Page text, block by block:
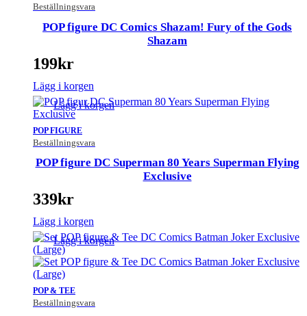
Beställningsvara
POP figure DC Comics Shazam! Fury of the Gods
Shazam
199kr
Lägg i korgen
POP FIGURE
Beställningsvara
Lägg i korgen
POP figure DC Superman 80 Years Superman Flying
Exclusive
339kr
Lägg i korgen
POP & TEE
Beställningsvara
Lägg i korgen